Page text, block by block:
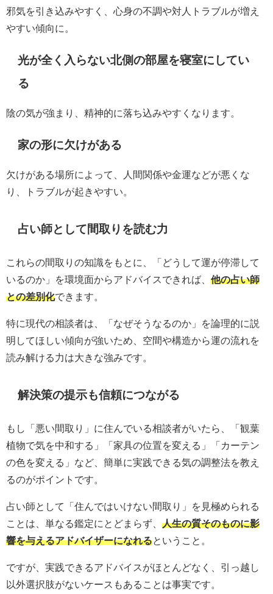
邪気を引き込みやすく、心身の不調や対人トラブルが増え
やすい傾向に。
光が全く入らない北側の部屋を寝室にしてい
る
陰の気が強まり、精神的に落ち込みやすくなります。
家の形に欠けがある
欠けがある場所によって、人間関係や金運などが悪くな
り、トラブルが起きやすい。
占い師として間取りを読む力
これらの間取りの知識をもとに、「どうして運が停滞して
いるのか」を環境面からアドバイスできれば、 他の占い師
との差別化できます。
特に現代の相談者は、「なぜそうなるのか」を論理的に説
明してほしい傾向が強いため、空間や構造から運の流れを
読み解ける力は大きな強みです。
解決策の提示も信頼につながる
もし「悪い間取り」に住んでいる相談者がいたら、「観葉
植物で気を中和する」「家具の位置を変える」「カーテン
の色を変える」など、簡単に実践できる気の調整法を教え
るのがポイントです。
占い師として「住んではいけない間取り」を見極められる
ことは、単なる鑑定にとどまらず、 人生の質そのものに影
響を与えるアドバイザーになれるということ。
ですが、実践できるアドバイスがほとんどなく、引っ越し
以外選択肢がないケースもあることは事実です。